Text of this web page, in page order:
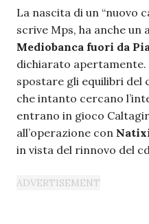
La nascita di un “nuovo
scrive Mps, ha anche
Mediobanca fuori da
dichiarato
spostare gli equilibri del
che intanto cercano
entrano in gioco
all’operazione con
in vista del rinnovo del